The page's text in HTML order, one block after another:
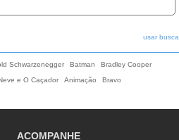
usar busca
Schwarzenegger Batman
Bradley Cooper
e O Caçador Animação Bravo
ACOMPANHE